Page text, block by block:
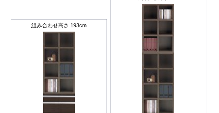
組み合わせ高さ 193cm